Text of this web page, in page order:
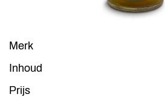
Merk
Inhoud
Prijs